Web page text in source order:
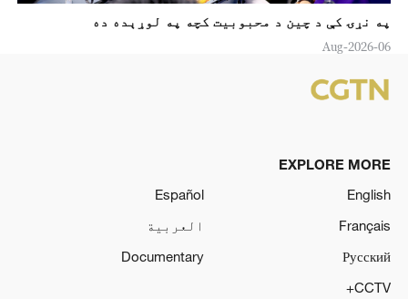
په نړۍ کې د چين د محبوبیت کچه په لوړېده ده
06-Aug-2026
EXPLORE MORE
English
Español
Français
العربية
Русский
Documentary
CCTV+